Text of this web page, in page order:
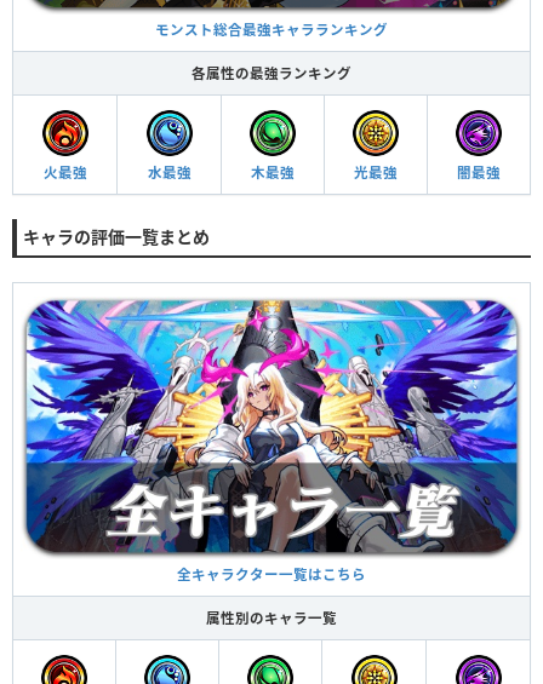
モンスト総合最強キャラランキング
各属性の最強ランキング
火最強 水最強 木最強 光最強 闇最強
キャラの評価一覧まとめ
全キャラクター一覧はこちら
属性別のキャラ一覧